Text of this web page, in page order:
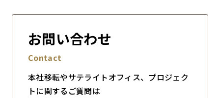
お問い合わせ
Contact
本社移転やサテライトオフィス、プロジェク
トに関するご質問は